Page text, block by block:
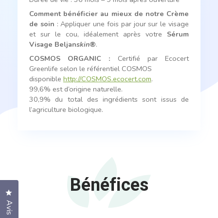
Comment bénéficier au mieux de notre Crème
de soin : Appliquer une fois par jour sur le visage
et sur le cou, idéalement après votre Sérum
Visage Beljanskin®.
COSMOS ORGANIC : Certifié par Ecocert
Greenlife selon le référentiel COSMOS
disponible http://COSMOS.ecocert.com.
99,6% est d’origine naturelle.
30,9% du total des ingrédients sont issus de
l’agriculture biologique.
Bénéfices
Avis
Cliquez pour ouvrir la fenêtre des avis